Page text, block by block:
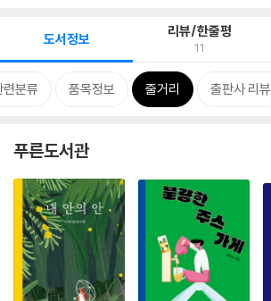
도서정보 리뷰/한줄평
11
련분류 품목정보 줄거리 출판사 리뷰
푸른도서관